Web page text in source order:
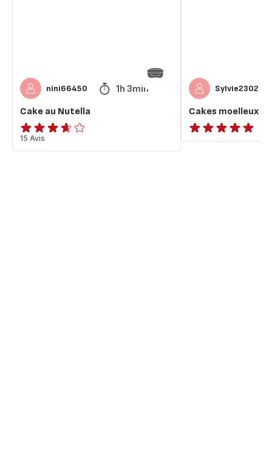
nini66450 1h 3min
Cake au Nutella
ratings.3.6
15 Avis
Sylvie2302
Cakes moelleux
ratings.NaN